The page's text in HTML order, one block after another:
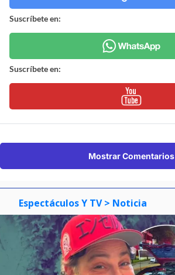
Revisa nuestra página de correcciones
Mostrar Comentarios